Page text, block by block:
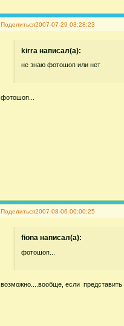
Поделиться2007-07-29 03:28:23
kirra написал(а):
не знаю фотошоп или нет
фотошоп...
Поделиться2007-08-06 00:00:25
fiona написал(а):
фотошоп...
возможно....вообще, если